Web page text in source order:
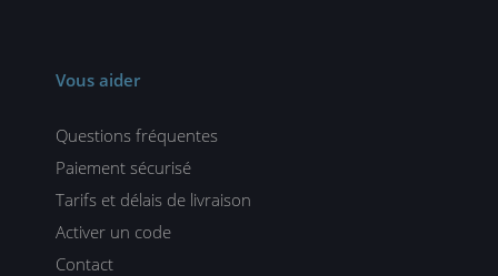
Vous aider
Questions fréquentes
Paiement sécurisé
Tarifs et délais de livraison
Activer un code
Contact